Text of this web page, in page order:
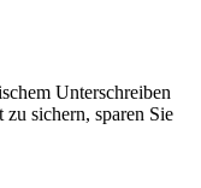
Unterschreiben
sichern, sparen Sie